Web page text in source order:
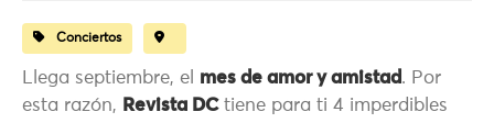
Conciertos
Llega septiembre, el mes de amor y amistad. Por
esta razón, Revista DCtiene para ti 4 imperdibles